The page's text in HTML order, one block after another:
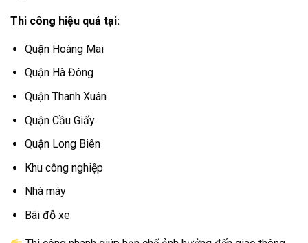
Thi công hiệu quả tại:
Quận Hoàng Mai
Quận Hà Đông
Quận Thanh Xuân
Quận Cầu Giấy
Quận Long Biên
Khu công nghiệp
Nhà máy
Bãi đỗ xe